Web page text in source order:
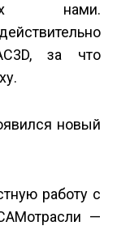
нами.
за что
новый
работу с
—